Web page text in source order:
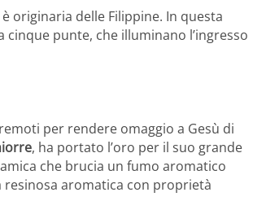
originaria delle Filippine. In questa
punte, che illuminano l’ingresso
per rendere omaggio a Gesù di
, ha portato l’oro per il suo grande
che brucia un fumo aromatico
aromatica con proprietà